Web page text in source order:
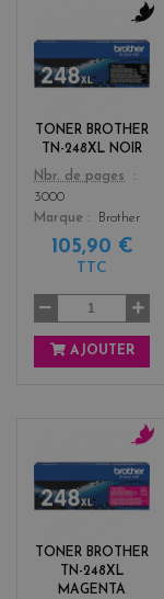
TONER BROTHER
TN-248XL NOIR
Color
b
l
a
k
Nbr. de pages
3000
Marque
Brother
105,90 €
TTC
AJOUTER
TONER BROTHER
TN-248XL
MAGENTA
m
a
g
n